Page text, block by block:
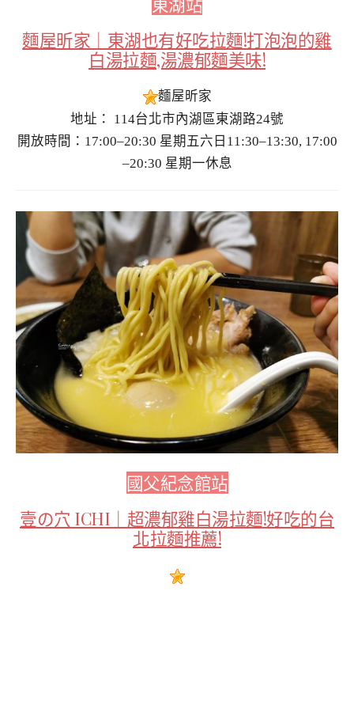
麵屋昕家｜東湖也有好吃拉麵!打泡泡的雞
白湯拉麵,湯濃郁麵美味!
麵屋昕家
地址： 114台北市內湖區東湖路24號
開放時間：17:00–20:30 星期五六日11:30–13:30, 17:00
–20:30 星期一休息
國父紀念館站
壹の穴 ICHI｜超濃郁雞白湯拉麵!好吃的台
北拉麵推薦!